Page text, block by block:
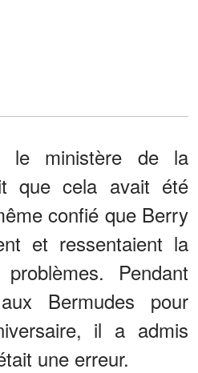
le ministère de la
que cela avait été
confié que Berry
et ressentaient la
Pendant
Bermudes pour
il a admis
une erreur.